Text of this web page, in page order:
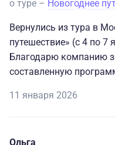
о туре – Новогоднее
Вернулись из тура в
путешествие» (с 4 по 7
Благодарю компанию
составленную
впечатления были еще
11 января 2026
Ольга